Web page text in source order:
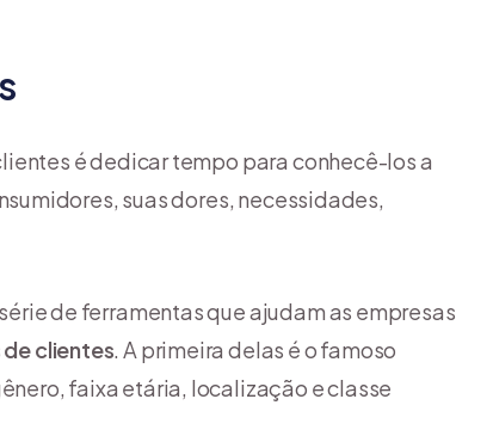
é dedicar tempo para conhecê-los a
suas dores, necessidades,
de ferramentas que ajudam as empresas
clientes. A primeira delas é o famoso
faixa etária, localização e classe